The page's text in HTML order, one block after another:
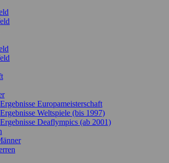
Ergebnisse Europameisterschaft
Ergebnisse Weltspiele (bis 1997)
Ergebnisse Deaflympics (ab 2001)